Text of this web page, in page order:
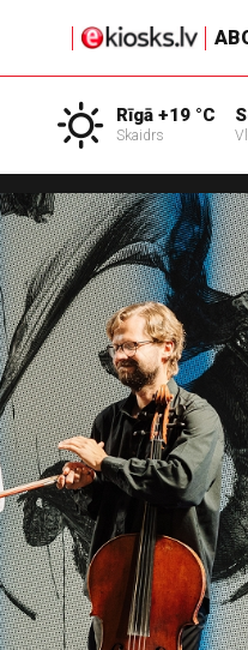
Rīgā +19 °C
Skaidrs